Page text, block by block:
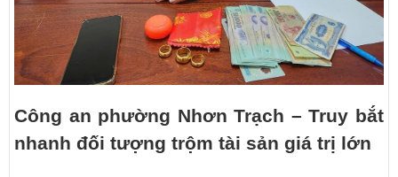
Công an phường Nhơn Trạch – Truy bắt
nhanh đối tượng trộm tài sản giá trị lớn